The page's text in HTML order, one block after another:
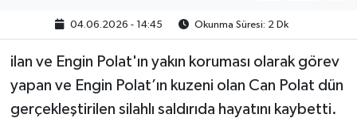
04.06.2026 - 14:45 Okunma Süresi: 2 Dk
ilan ve Engin Polat'ın yakın koruması olarak görev
yapan ve Engin Polat’ın kuzeni olan Can Polat dün
gerçekleştirilen silahlı saldırıda hayatını kaybetti.
Yurt
2024 Seçim Sonuçları